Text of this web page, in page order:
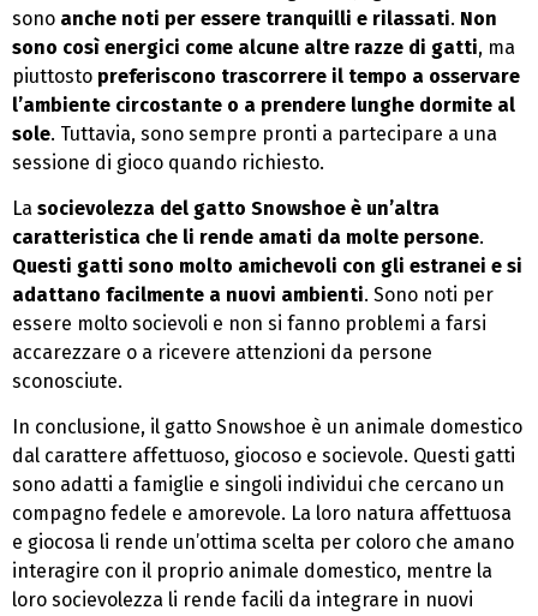
sono anche noti per essere tranquilli e rilassati. Non
sono così energici come alcune altre razze di gatti, ma
piuttosto preferiscono trascorrere il tempo a osservare
l’ambiente circostante o a prendere lunghe dormite al
sole. Tuttavia, sono sempre pronti a partecipare a una
sessione di gioco quando richiesto.
La socievolezza del gatto Snowshoe è un’altra
caratteristica che li rende amati da molte persone.
Questi gatti sono molto amichevoli con gli estranei e si
adattano facilmente a nuovi ambienti. Sono noti per
essere molto socievoli e non si fanno problemi a farsi
accarezzare o a ricevere attenzioni da persone
sconosciute.
In conclusione, il gatto Snowshoe è un animale domestico
dal carattere affettuoso, giocoso e socievole. Questi gatti
sono adatti a famiglie e singoli individui che cercano un
compagno fedele e amorevole. La loro natura affettuosa
e giocosa li rende un’ottima scelta per coloro che amano
interagire con il proprio animale domestico, mentre la
loro socievolezza li rende facili da integrare in nuovi